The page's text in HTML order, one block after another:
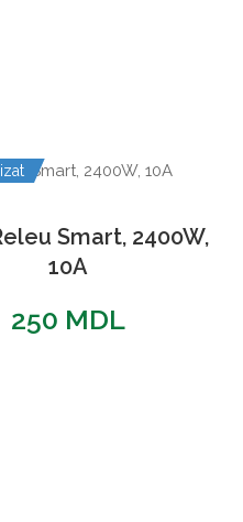
Smart, 2400W,
10A
250 MDL